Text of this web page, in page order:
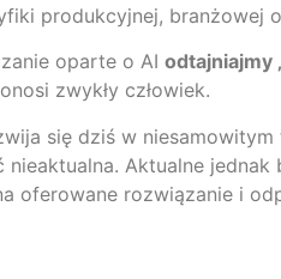
produkcyjnej, branżowej
oparte o AI odtajniajmy
zwykły człowiek.
się dziś w
Aktualne
oferowane rozwiązanie i